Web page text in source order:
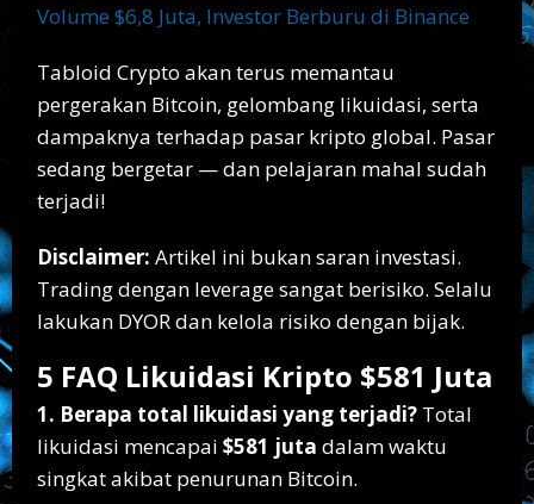
Volume $6,8 Juta, Investor Berburu di Binance
Tabloid Crypto akan terus memantau
pergerakan Bitcoin, gelombang likuidasi, serta
dampaknya terhadap pasar kripto global. Pasar
sedang bergetar — dan pelajaran mahal sudah
terjadi!
Disclaimer: Artikel ini bukan saran investasi.
Trading dengan leverage sangat berisiko. Selalu
lakukan DYOR dan kelola risiko dengan bijak.
5 FAQ Likuidasi Kripto $581 Juta
1. Berapa total likuidasi yang terjadi? Total
likuidasi mencapai $581 juta dalam waktu
singkat akibat penurunan Bitcoin.